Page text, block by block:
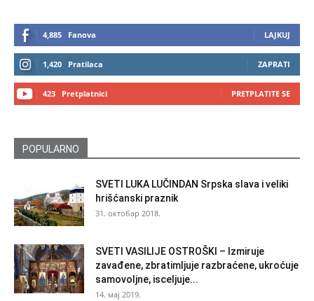
4,885 Fanova LAJKUJ
1,420 Pratilaca ZAPRATI
423 Pretplatnici PRETPLATITE SE
POPULARNO
SVETI LUKA LUČINDAN Srpska slava i veliki
hrišćanski praznik
31. октобар 2018.
SVETI VASILIJE OSTROŠKI – Izmiruje
zavađene, zbratimljuje razbraćene, ukroćuje
samovoljne, isceljuje...
14. мај 2019.